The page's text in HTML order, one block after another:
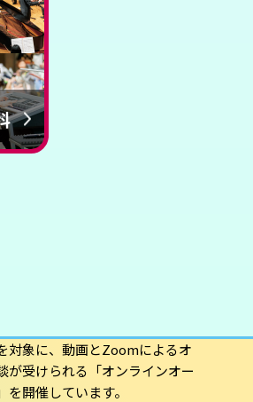
対象に、動画とZoomによるオ
が受けられる「オンラインオー
開催しています。